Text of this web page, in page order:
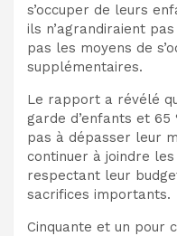
s’occuper de leurs
ils n’agrandiraient
pas les moyens de
supplémentaires.
Le rapport a révélé
garde d’enfants et 65
pas à dépasser leur
continuer à joindre
respectant leur
sacrifices importants.
Cinquante et un pour